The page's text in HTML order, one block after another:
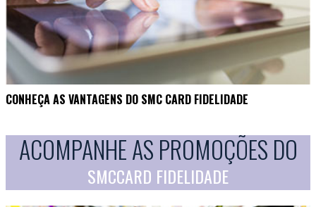
CONHEÇA AS VANTAGENS DO SMC CARD FIDELIDADE
ACOMPANHE AS PROMOÇÕES DO
SMCCARD FIDELIDADE